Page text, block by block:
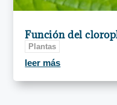
Función del
Plantas
leer más